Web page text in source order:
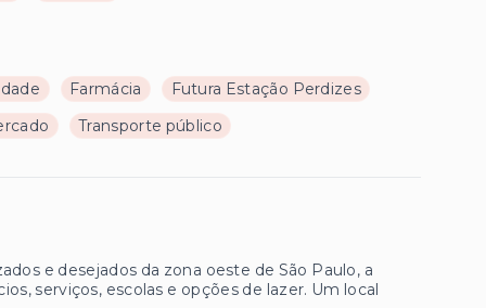
Farmácia
Futura Estação Perdizes
Transporte público
e desejados da zona oeste de São Paulo, a
serviços, escolas e opções de lazer. Um local